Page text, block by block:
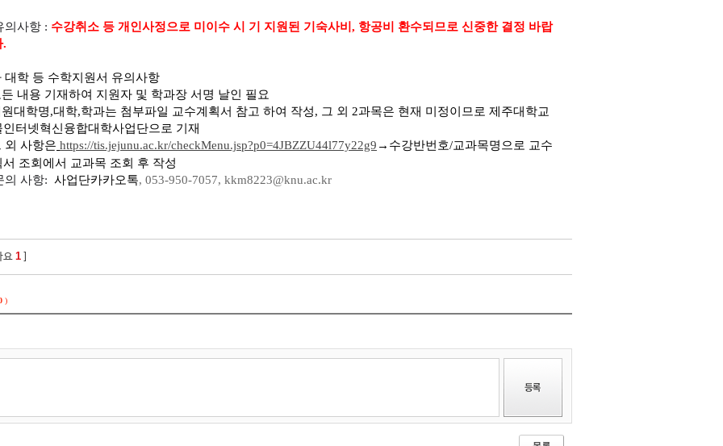
사항 : 수강취소 등 개인사정으로 미이수 시 기 지원된 기숙사비, 항공비 환수되므로 신중한 결정 바랍
.
대학 등 수학지원서 유의사항
내용 기재하여 지원자 및 학과장 서명 날인 필요
대학명,대학,학과는 첨부파일 교수계획서 참고 하여 작성, 그 외 2과목은 현재 미정이므로 제주대학교
인터넷혁신융합대학사업단으로 기재
외 사항은 https://tis.jejunu.ac.kr/checkMenu.jsp?p0=4JBZZU44l77y22g9 → 수강반번호/교과목명으로 교수
서 조회에서 교과목 조회 후 작성
사항: 사업단카카오톡, 053-950-7057, kkm8223@knu.ac.kr
요1
)